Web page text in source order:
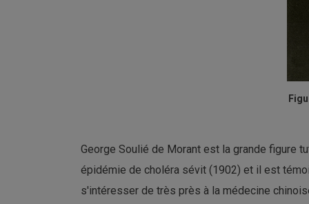
George Soulié de Morant est la grande figure
épidémie de choléra sévit (1902) et il est
s'intéresser de très près à la médecine